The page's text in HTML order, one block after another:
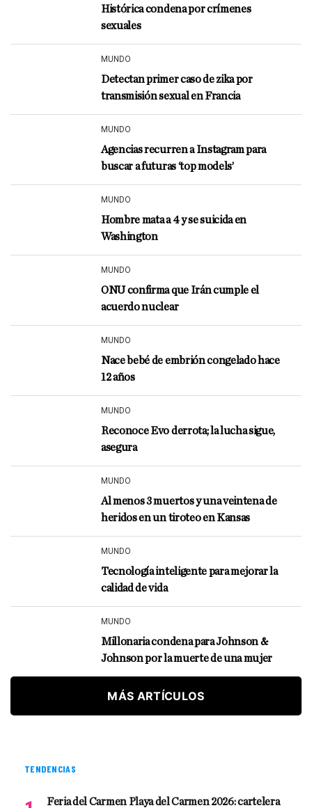
Histórica condena por crímenes
sexuales
MUNDO
Detectan primer caso de zika por
transmisión sexual en Francia
MUNDO
Agencias recurren a Instagram para
buscar a futuras ‘top models’
MUNDO
Hombre mata a 4 y se suicida en
Washington
MUNDO
ONU confirma que Irán cumple el
acuerdo nuclear
MUNDO
Nace bebé de embrión congelado hace
12 años
MUNDO
Reconoce Evo derrota; la lucha sigue,
asegura
MUNDO
Al menos 3 muertos y una veintena de
heridos en un tiroteo en Kansas
MUNDO
Tecnología inteligente para mejorar la
calidad de vida
MUNDO
Millonaria condena para Johnson &
Johnson por la muerte de una mujer
MÁS ARTÍCULOS
TENDENCIAS
Feria del Carmen Playa del Carmen 2026: cartelera